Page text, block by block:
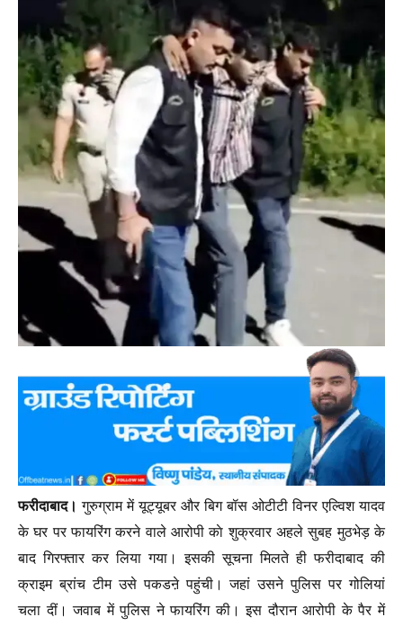
फरीदाबाद। गुरुग्राम में यूट्यूबर और बिग बॉस ओटीटी विनर एल्विश यादव
के घर पर फायरिंग करने वाले आरोपी काे शुक्रवार अहले सुबह मुठभेड़ के
बाद गिरफ्तार कर लिया गया। इसकी सूचना मिलते ही फरीदाबाद की
क्राइम ब्रांच टीम उसे पकडऩे पहुंची। जहां उसने पुलिस पर गोलियां
चला दीं। जवाब में पुलिस ने फायरिंग की। इस दौरान आरोपी के पैर में